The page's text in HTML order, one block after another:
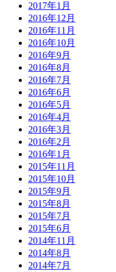
2017年1月
2016年12月
2016年11月
2016年10月
2016年9月
2016年8月
2016年7月
2016年6月
2016年5月
2016年4月
2016年3月
2016年2月
2016年1月
2015年11月
2015年10月
2015年9月
2015年8月
2015年7月
2015年6月
2014年11月
2014年8月
2014年7月